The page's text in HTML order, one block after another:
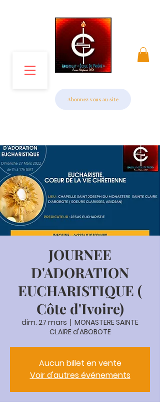
Abonnez vous au site
JOURNEE
D'ADORATION
EUCHARISTIQUE (
Côte d'Ivoire)
dim. 27 mars
  |
MONASTERE SAINTE
CLAIRE d'ABOBOTE
Aucun billet en vente
Voir d'autres événements